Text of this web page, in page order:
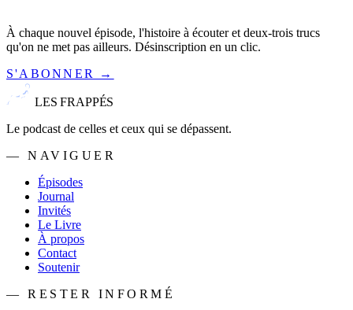
À chaque nouvel épisode, l'histoire à écouter et deux-trois trucs
qu'on ne met pas ailleurs. Désinscription en un clic.
S'ABONNER →
LES FRAPPÉS
Le podcast de celles et ceux qui se dépassent.
— NAVIGUER
Épisodes
Journal
Invités
Le Livre
À propos
Contact
Soutenir
— RESTER INFORMÉ